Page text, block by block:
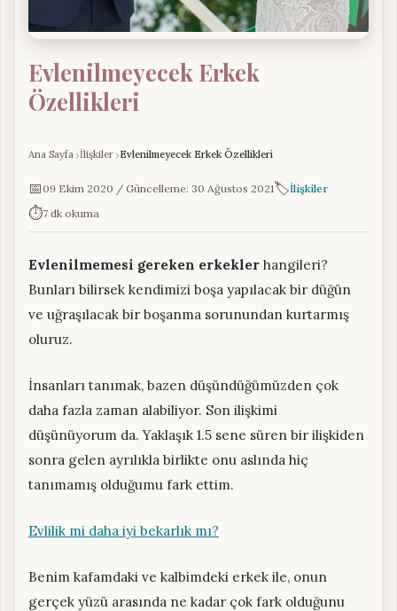
Evlenilmeyecek Erkek
Özellikleri
Ana Sayfa İlişkiler Evlenilmeyecek Erkek Özellikleri
📅09 Ekim 2020 / Güncelleme: 30 Ağustos 2021🏷️İlişkiler
⏱️7 dk okuma
Evlenilmemesi gereken erkekler hangileri?
Bunları bilirsek kendimizi boşa yapılacak bir düğün
ve uğraşılacak bir boşanma sorunundan kurtarmış
oluruz.
İnsanları tanımak, bazen düşündüğümüzden çok
daha fazla zaman alabiliyor. Son ilişkimi
düşünüyorum da. Yaklaşık 1.5 sene süren bir ilişkiden
sonra gelen ayrılıkla birlikte onu aslında hiç
tanımamış olduğumu fark ettim.
Evlilik mi daha iyi bekarlık mı?
Benim kafamdaki ve kalbimdeki erkek ile, onun
gerçek yüzü arasında ne kadar çok fark olduğunu